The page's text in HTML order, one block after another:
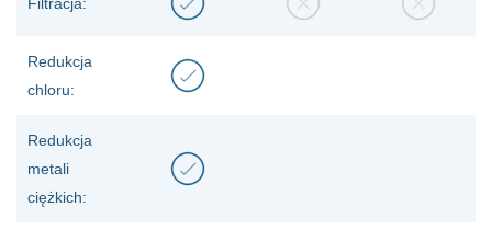
Redukcja
chloru:
Redukcja
metali
ciężkich: